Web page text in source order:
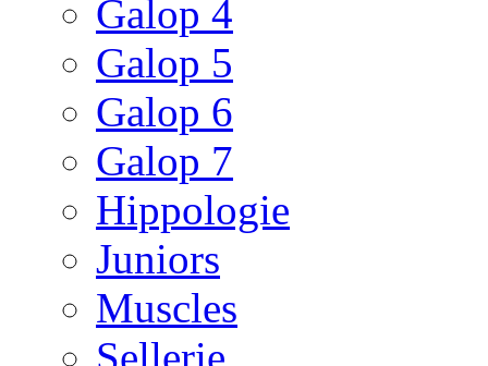
Galop 4
Galop 5
Galop 6
Galop 7
Hippologie
Juniors
Muscles
Sellerie